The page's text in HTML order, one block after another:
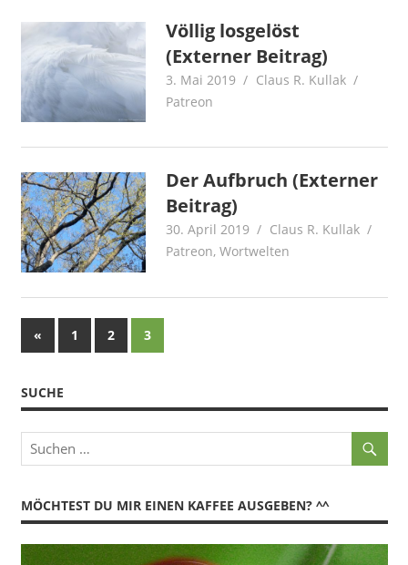
Völlig losgelöst
(Externer Beitrag)
3. Mai 2019
Claus R. Kullak
Patreon
Der Aufbruch (Externer
Beitrag)
30. April 2019
Claus R. Kullak
Patreon,Wortwelten
Beitragsnavigation
«Vorherige
Beiträge
1 2 3
SUCHE
MÖCHTEST DU MIR EINEN KAFFEE AUSGEBEN? ^^